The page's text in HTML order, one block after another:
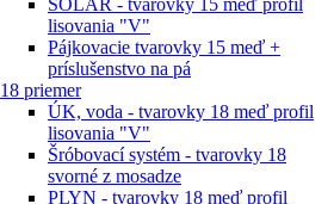
SOLÁR - tvarovky 15 meď profil
lisovania "V"
Pájkovacie tvarovky 15 meď +
príslušenstvo na pá
18 priemer
ÚK, voda - tvarovky 18 meď profil
lisovania "V"
Šróbovací systém - tvarovky 18
svorné z mosadze
PLYN - tvarovky 18 meď profil